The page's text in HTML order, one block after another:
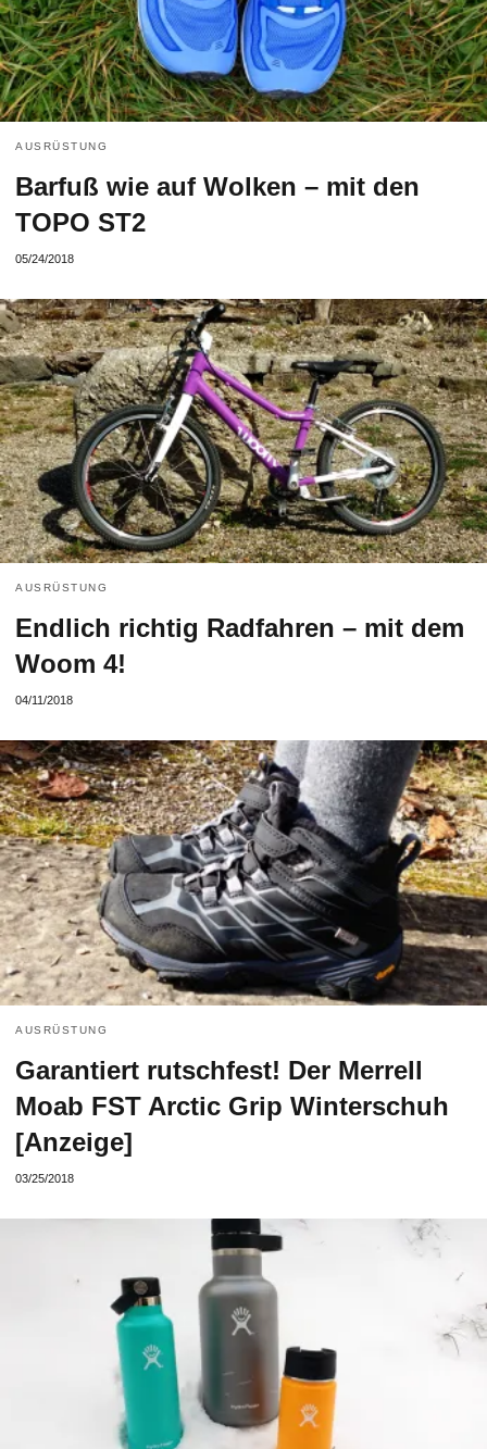
AUSRÜSTUNG
Barfuß wie auf Wolken – mit den
TOPO ST2
05/24/2018
AUSRÜSTUNG
Endlich richtig Radfahren – mit dem
Woom 4!
04/11/2018
AUSRÜSTUNG
Garantiert rutschfest! Der Merrell
Moab FST Arctic Grip Winterschuh
[Anzeige]
03/25/2018